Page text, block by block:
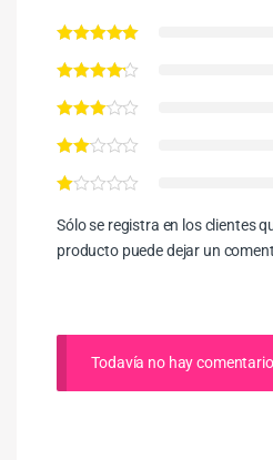
Sólo se registra en los clientes
producto puede dejar un
Todavía no hay